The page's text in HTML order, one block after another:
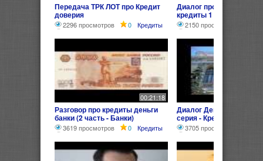
Передача ТРК ЛОТ про Кредит
доверия
2296 просмотров 0 Кредиты
Диалог про деньги банки
кредиты 1
2150 просмотров
00:21:18
Разговор про кредиты деньги
банки (2 часть - Банки)
3619 просмотров 0 Кредиты
Диалог Деньги Банки
серия - Кредит)
3705 просмотров